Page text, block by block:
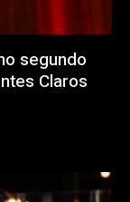
segundo
Claros